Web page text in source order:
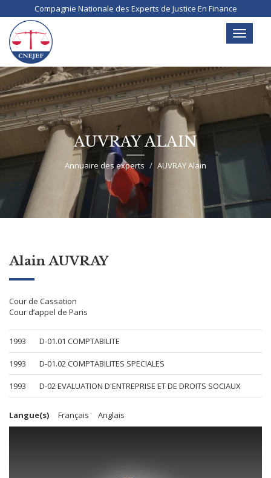
au
contenu
principal
Compagnie Nationale des Experts de Justice En Finance
Toggle
AUVRAY ALAIN
Annuaire des experts AUVRAY Alain
Alain AUVRAY
Cour de Cassation
Cour d’appel de Paris
1993 D-01.01 COMPTABILITE
1993 D-01.02 COMPTABILITES SPECIALES
1993 D-02 EVALUATION D'ENTREPRISE ET DE DROITS SOCIAUX
Langue(s) Français Anglais